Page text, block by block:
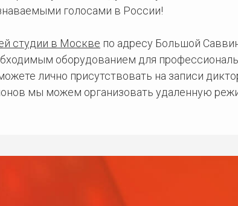
голосами в России!
студии в Москве по адресу Большой
оборудованием для
лично присутствовать на записи
мы можем организовать удаленную